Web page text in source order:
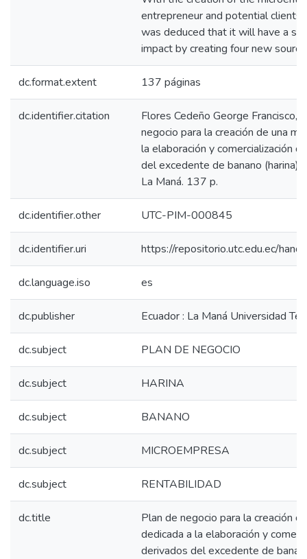
entrepreneur and potential
was deduced that it will have a
impact by creating four new
dc.format.extent 137 páginas
dc.identifier.citation
Flores Cedeño George Francisco,
negocio para la creación de una
la elaboración y comercialización
del excedente de banano (harina),
La Maná. 137 p.
dc.identifier.other UTC-PIM-000845
dc.identifier.uri https://repositorio.utc.edu.ec/
dc.language.iso es
dc.publisher Ecuador : La Maná Universidad
dc.subject PLAN DE NEGOCIO
dc.subject HARINA
dc.subject BANANO
dc.subject MICROEMPRESA
dc.subject RENTABILIDAD
dc.title
Plan de negocio para la creación
dedicada a la elaboración y
derivados del excedente de